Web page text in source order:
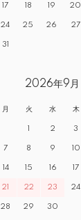
17 18 19 20
24 25 26 27
31
2026年9月
月 火 水 木
1 2 3
7 8 9 10
14 15 16 17
21 22 23 24
28 29 30